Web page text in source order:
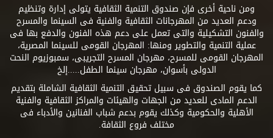
ومن ناحية أخرى فإن صندوق التنمية الثقافية يتولى إدارة وتنظيم
ودعم العديد من المهرجانات الثقافية والفنية فى السينما والمسرح
والفنون التشكيلية والتى تعمل على دعم هذه الفنون والدفع بها فى
عملية التنمية والتطوير ومنها: المهرجان القومى للسينما المصرية،
المهرجان القومى للمسرح، مهرجان المسرح التجريبى، سمبوزيوم النحت
الدولى بأسوان، مهرجان سينما الطفل.....إلخ
كما يقوم الصندوق فى سبيل تحقيق التنمية الثقافية الشاملة بتقديم
الدعم المادى للعديد من الجهات والهيئات والمراكز الثقافية والفنية
الأهلية والحكومية وكذلك يقوم بدعم شباب الفنانين والأدباء فى
مختلف فروع الثقافة.